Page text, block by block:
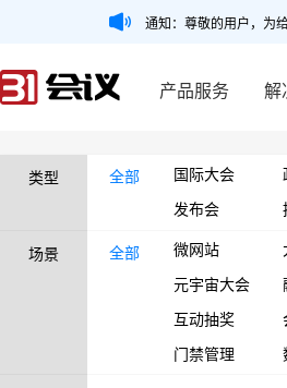
通知：尊敬的用户，为
产品服务 解
类型 全部 国际大会
发布会
场景 全部 微网站
元宇宙大会
互动抽奖
门禁管理